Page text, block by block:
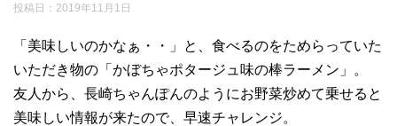
投稿日： 2019年11月1日
「美味しいのかなぁ・・」と、食べるのをためらっていた
いただき物の「かぼちゃポタージュ味の棒ラーメン」。
友人から、長崎ちゃんぽんのようにお野菜炒めて乗せると
美味しい情報が来たので、早速チャレンジ。